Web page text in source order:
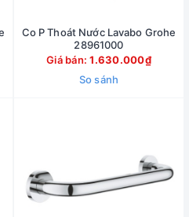
Co P Thoát Nước Lavabo Grohe
28961000
Giá bán:1.630.000₫
So sánh